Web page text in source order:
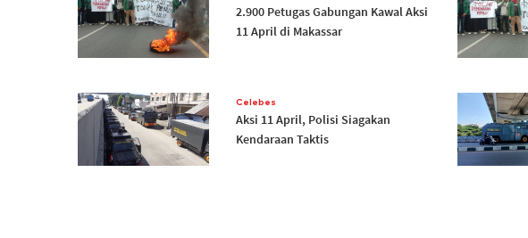
2.900 Petugas Gabungan Kawal Aksi
11 April di Makassar
Celebes
Aksi 11 April, Polisi Siagakan
Kendaraan Taktis